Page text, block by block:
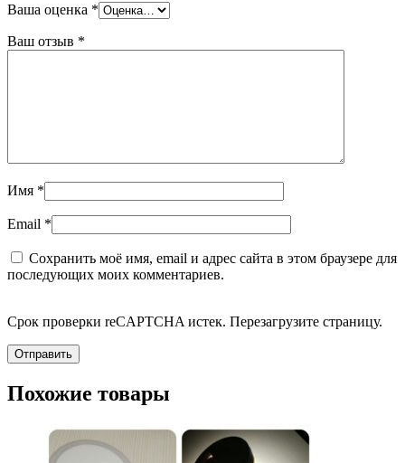
Ваша оценка *
Ваш отзыв *
Имя *
Email *
Сохранить моё имя, email и адрес сайта в этом браузере для
последующих моих комментариев.
Срок проверки reCAPTCHA истек. Перезагрузите страницу.
Похожие товары